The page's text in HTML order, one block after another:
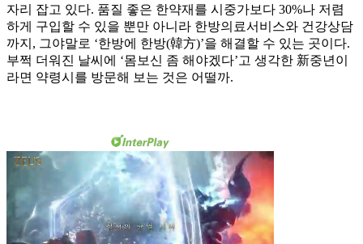
자리 잡고 있다. 품질 좋은 한약재를 시중가보다 30%나 저렴
하게 구입할 수 있을 뿐만 아니라 한방의료서비스와 건강상담
까지, 그야말로 ‘한방에 한방(韓方)’을 해결할 수 있는 곳이다.
부쩍 더워진 날씨에 ‘몸보신 좀 해야겠다’고 생각한 新중년이
라면 약령시를 방문해 보는 것은 어떨까.